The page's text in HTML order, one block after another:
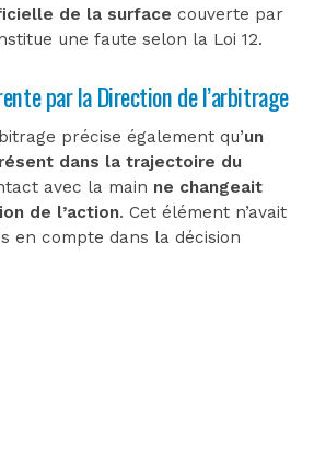
de la surface couverte par
une faute selon la Loi 12.
par la Direction de l’arbitrage
précise également qu’un
dans la trajectoire du
avec la main ne changeait
de l’action. Cet élément n’avait
en compte dans la décision